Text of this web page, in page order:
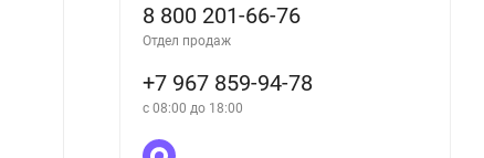
Санитарные правила по гигиене труда
8 800 201-66-76
Отдел продаж
+7 967 859-94-78
с 08:00 до 18:00